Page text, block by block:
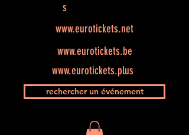
s
www.eurotickets.net
www.eurotickets.be
www.eurotickets.plus
rechercher un événement